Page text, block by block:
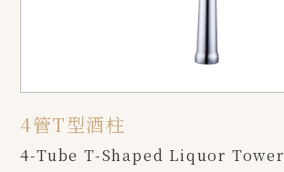
4管T型酒柱
4-Tube T-Shaped Liquor Tower